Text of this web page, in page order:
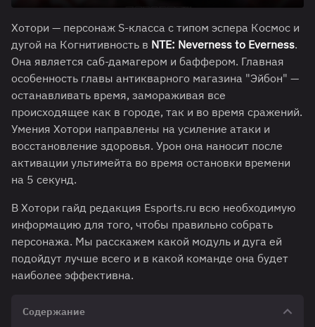
Хотори — персонаж S-класса с типом эспера Космос и
дугой на Когнитивность в NTE: Neverness to Everness.
Она является саб-дамагером и баффером. Главная
особенность главы антикварного магазина "Эйбон" —
останавливать время, замораживая все
происходящее как в городе, так и во время сражений.
Умения Хотори направлены на усиление атаки и
восстановление здоровья. Урон она наносит после
активации ультимейта во время остановки времени
на 5 секунд.
В Хотори гайд редакция Esports.ru всю необходимую
информацию для того, чтобы правильно собрать
персонажа. Мы расскажем какой модуль и дуга ей
подойдут лучше всего и в какой команде она будет
наиболее эффективна.
Содержание